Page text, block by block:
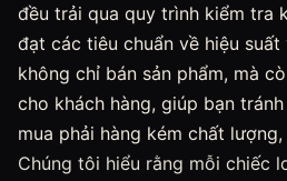
đều trải qua quy trình kiểm tra
đạt các tiêu chuẩn về hiệu
không chỉ bán sản phẩm, mà
cho khách hàng, giúp bạn
mua phải hàng kém chất
Chúng tôi hiểu rằng mỗi chiếc